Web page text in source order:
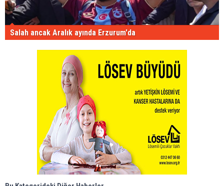
Salah ancak Aralık ayında Erzurum'da